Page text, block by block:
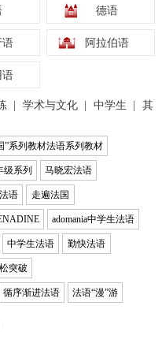
德语
语 阿拉伯语
语
学术与文化 中学生
其
”系列教材法语系列教材
系列 马晓宏法语
语 走遍法国
adomania中学生法语
中学生法语 勤快法语
突破
循序渐进法语 法语“漫”游